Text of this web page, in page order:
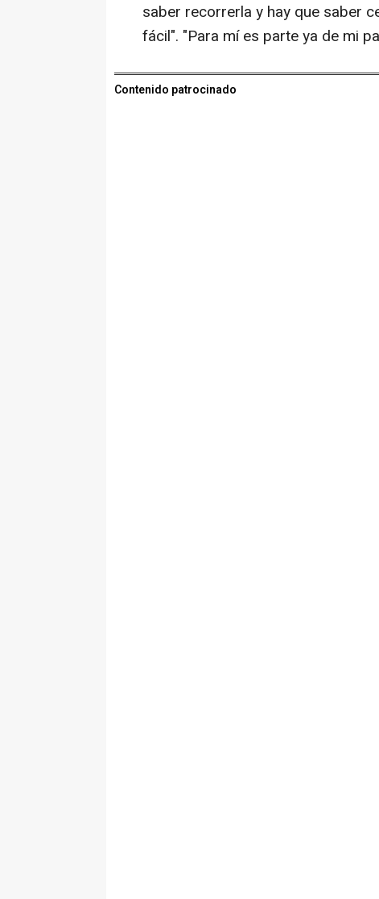
saber recorrerla y hay que saber
fácil". "Para mí es parte ya de mi
Contenido patrocinado